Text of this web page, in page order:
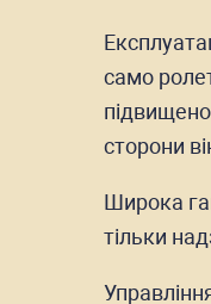
само
сторони
Широка
тільки